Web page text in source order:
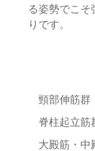
る姿勢でこそ
りです。
頸部伸筋群
脊柱起立筋
大殿筋・中